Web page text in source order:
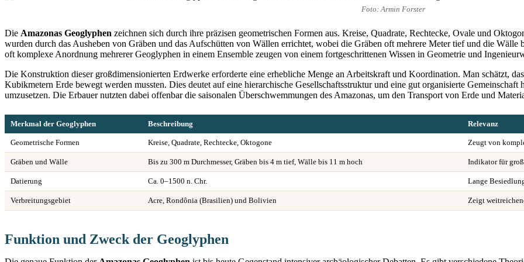
Foto: Armin Forster
Die Amazonas Geoglyphen zeichnen sich durch ihre präzisen geometrischen Formen aus. Kreise, Quadrate, Rechtecke, Ovale und
wurden durch das Ausheben von Gräben und das Aufschütten von Wällen errichtet, wobei die Gräben oft mehrere Meter tief und die
oft komplexe Anordnung mehrerer Geoglyphen in einem Ensemble zeugen von einem fortgeschrittenen Wissen in Geometrie und
Die Konstruktion dieser großdimensionierten Erdwerke erforderte eine erhebliche Menge an Arbeitskraft und Koordination. Man schätzt,
Kubikmetern Erde bewegt werden mussten. Dies deutet auf eine hierarchische Gesellschaftsstruktur und eine gut organisierte
umzusetzen. Die Erbauer nutzten dabei offenbar die saisonalen Überschwemmungen des Amazonas, um den Transport von Erde und
Merkmal der Geoglyphen Beschreibung Relevanz
Geometrische Formen Kreise, Quadrate, Rechtecke, Oktogone Zeugt von
Gräben und Wälle Bis zu 300 m Durchmesser, Gräben bis 4 m tief, Wälle bis 11 m hoch Indikator für
Datierung Ca. 0–1500 n. Chr. Lange
Verbreitungsgebiet Acre, Rondônia (Brasilien) und Bolivien Zeigt
Funktion und Zweck der Geoglyphen